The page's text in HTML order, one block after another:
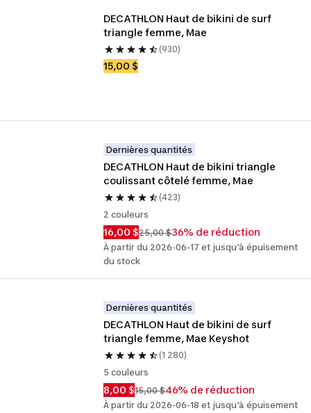
DECATHLON Haut de bikini de surf
triangle femme, Mae
(930)
15,00 $
Dernières quantités
DECATHLON Haut de bikini triangle
coulissant côtelé femme, Mae
(423)
2 couleurs
16,00 $25,00 $36% de réduction
À partir du 2026-06-17 et jusqu'à épuisement
du stock
Dernières quantités
DECATHLON Haut de bikini de surf
triangle femme, Mae Keyshot
(1 280)
5 couleurs
8,00 $15,00 $46% de réduction
À partir du 2026-06-18 et jusqu'à épuisement